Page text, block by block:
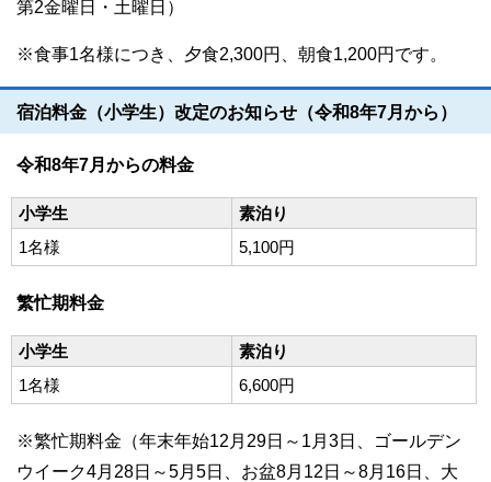
第2金曜日・土曜日）
※食事1名様につき、夕食2,300円、朝食1,200円です。
宿泊料金（小学生）改定のお知らせ（令和8年7月から）
令和8年7月からの料金
小学生
素泊り
1名様
5,100円
繁忙期料金
小学生
素泊り
1名様
6,600円
※繁忙期料金（年末年始12月29日～1月3日、ゴールデン
ウイーク4月28日～5月5日、お盆8月12日～8月16日、大